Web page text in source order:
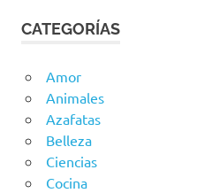
CATEGORÍAS
Amor
Animales
Azafatas
Belleza
Ciencias
Cocina